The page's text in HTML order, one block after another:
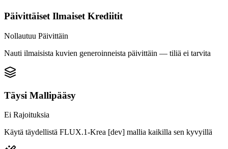
Päivittäiset Ilmaiset Krediitit
Nollautuu Päivittäin
Nauti ilmaisista kuvien generoinneista päivittäin — tiliä ei tarvita
Täysi Mallipääsy
Ei Rajoituksia
Käytä täydellistä FLUX.1-Krea [dev] mallia kaikilla sen kyvyillä